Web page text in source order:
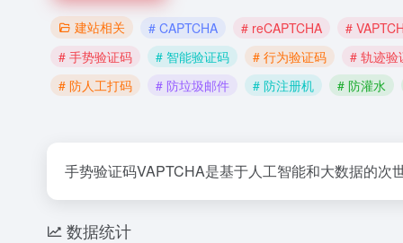
建站相关 # CAPTCHA # reCAPTCHA
#
# 手势验证码
# 智能验证码 # 行为验证码
# 轨迹验
# 防人工打码
# 防垃圾邮件 # 防注册机 # 防灌水
手势验证码VAPTCHA是基于人工智能和大数据的
数据统计